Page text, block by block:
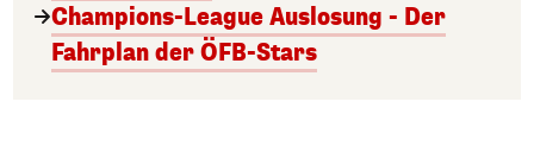
Champions-League Auslosung - Der
Fahrplan der ÖFB-Stars